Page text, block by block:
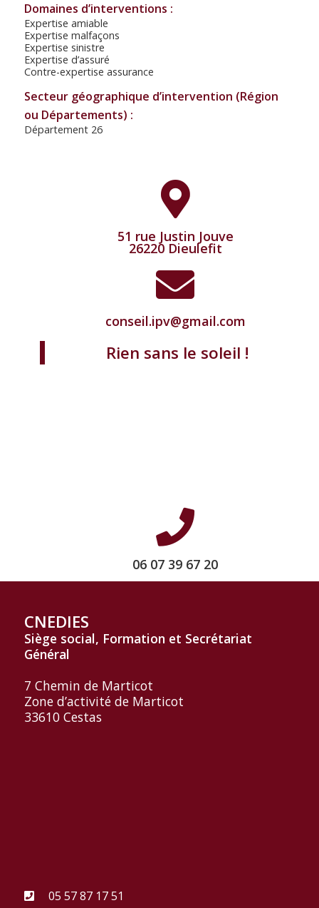
Domaines d’interventions :
Expertise amiable
Expertise malfaçons
Expertise sinistre
Expertise d’assuré
Contre-expertise assurance
Secteur géographique d’intervention (Région
ou Départements) :
Département 26
51 rue Justin Jouve
26220 Dieulefit
conseil.ipv@gmail.com
Rien sans le soleil !
06 07 39 67 20
CNEDIES
Siège social, Formation et Secrétariat
Général
7 Chemin de Marticot
Zone d’activité de Marticot
33610 Cestas
05 57 87 17 51